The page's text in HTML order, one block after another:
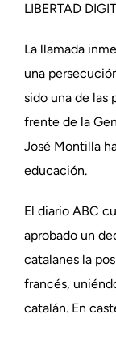
LIBERTAD
La llamada
una
sido una de las
frente de la
José Montilla
educación.
El diario ABC
aprobado un
catalanes la
francés,
catalán. En